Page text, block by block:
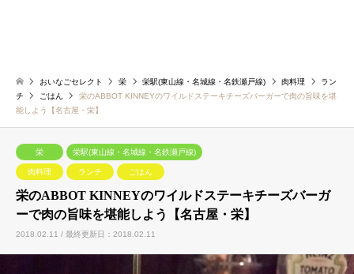
おいなごセレクト 栄 栄駅(東山線・名城線・名鉄瀬戸線) 肉料理
ラン
チ
ごはん
栄のABBOT KINNEYのワイルドステーキチーズバーガーで肉の旨味を堪
能しよう【名古屋・栄】
栄 栄駅(東山線・名城線・名鉄瀬戸線)
肉料理 ランチ ごはん
栄のABBOT KINNEYのワイルドステーキチーズバーガ
ーで肉の旨味を堪能しよう【名古屋・栄】
2018.02.11 / 最終更新日：2018.02.11